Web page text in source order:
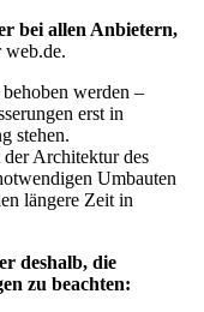
bei allen Anbietern,
werden –
erst in
stehen.
Architektur des
Umbauten
längere Zeit in
deshalb, die
zu beachten: